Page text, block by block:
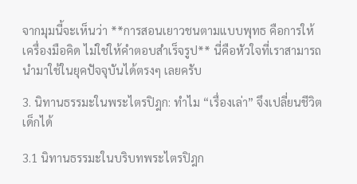
จากมุมนี้จะเห็นว่า **การสอนเยาวชนตามแบบพุทธ คือการให้
เครื่องมือคิด ไม่ใช่ให้คำตอบสำเร็จรูป** นี่คือหัวใจที่เราสามารถ
นำมาใช้ในยุคปัจจุบันได้ตรงๆ เลยครับ
3. นิทานธรรมะในพระไตรปิฎก: ทำไม “เรื่องเล่า” จึงเปลี่ยนชีวิต
เด็กได้
3.1 นิทานธรรมะในบริบทพระไตรปิฎก